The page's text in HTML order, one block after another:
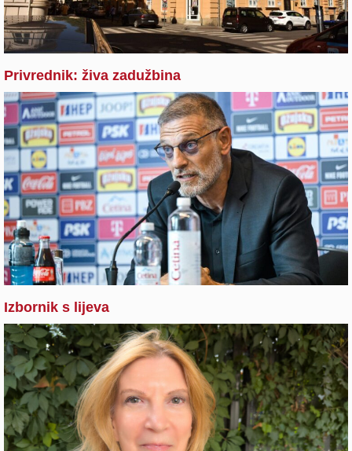
Privrednik: živa zadužbina
Izbornik s lijeva